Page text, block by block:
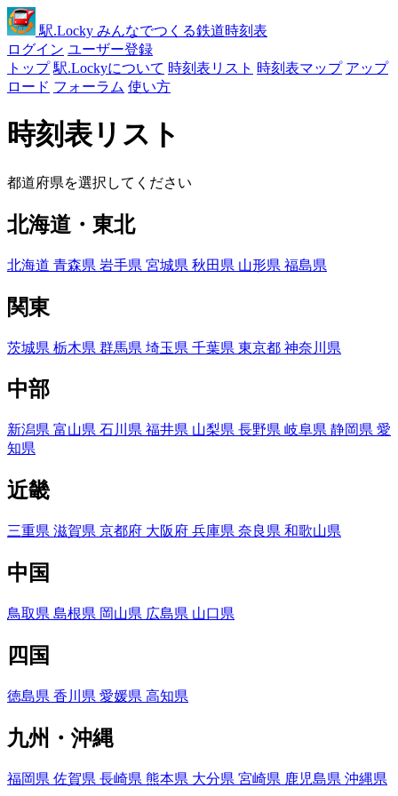
駅.Locky みんなでつくる鉄道時刻表
ログイン ユーザー登録
トップ 駅.Lockyについて 時刻表リスト 時刻表マップ アップ
ロード フォーラム 使い方
時刻表リスト
都道府県を選択してください
北海道・東北
北海道 青森県 岩手県 宮城県 秋田県 山形県 福島県
関東
茨城県 栃木県 群馬県 埼玉県 千葉県 東京都 神奈川県
中部
新潟県 富山県 石川県 福井県 山梨県 長野県 岐阜県 静岡県 愛
知県
近畿
三重県 滋賀県 京都府 大阪府 兵庫県 奈良県 和歌山県
中国
鳥取県 島根県 岡山県 広島県 山口県
四国
徳島県 香川県 愛媛県 高知県
九州・沖縄
福岡県 佐賀県 長崎県 熊本県 大分県 宮崎県 鹿児島県 沖縄県